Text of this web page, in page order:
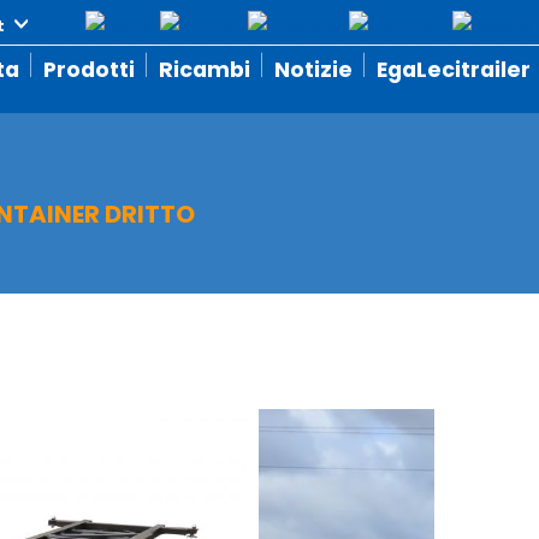
Prodotti Ricambi Notizie EgaLecitrailer
DRITTO